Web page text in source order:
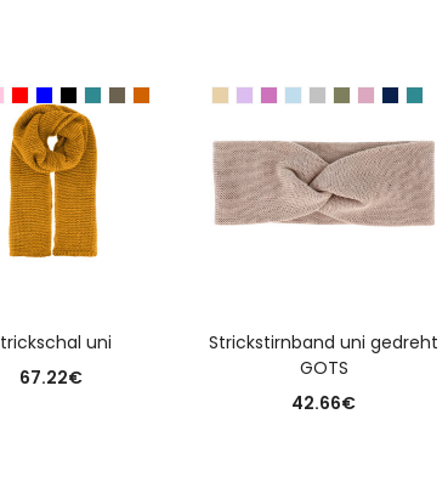
uni
67.22€
Strickstirnband uni gedreht
GOTS
42.66€